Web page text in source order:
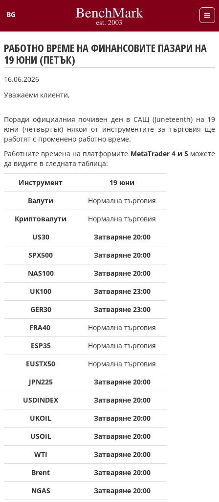
BG
English
РАБОТНО ВРЕМЕ НА ФИНАНСОВИТЕ ПАЗАРИ НА
19 ЮНИ (ПЕТЪК)
16.06.2026
Уважаеми клиенти,
Поради официалния почивен ден в САЩ (Juneteenth) на 19
юни (четвъртък) някои от инструментите за търговия ще
работят с променено работно време.
Работните времена на платформите MetaTrader 4 и 5можете
да видите в следната таблица:
Инструмент
19 юни
Валути
Нормална търговия
Криптовалути
Нормална търговия
US30
Затваряне 20:00
SPX500
Затваряне 20:00
NAS100
Затваряне 20:00
UK100
Затваряне 23:00
GER30
Затваряне 23:00
FRA40
Нормална търговия
ESP35
Нормална търговия
EUSTX50
Нормална търговия
JPN225
Затваряне 20:00
USDINDEX
Затваряне 20:00
UKOIL
Затваряне 20:00
USOIL
Затваряне 20:00
WTI
Затваряне 20:00
Brent
Затваряне 20:00
NGAS
Затваряне 20:00